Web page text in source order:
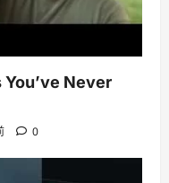
You’ve Never
0